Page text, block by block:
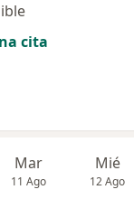
cita
Mar
11 Ago
Mié
12 Ago